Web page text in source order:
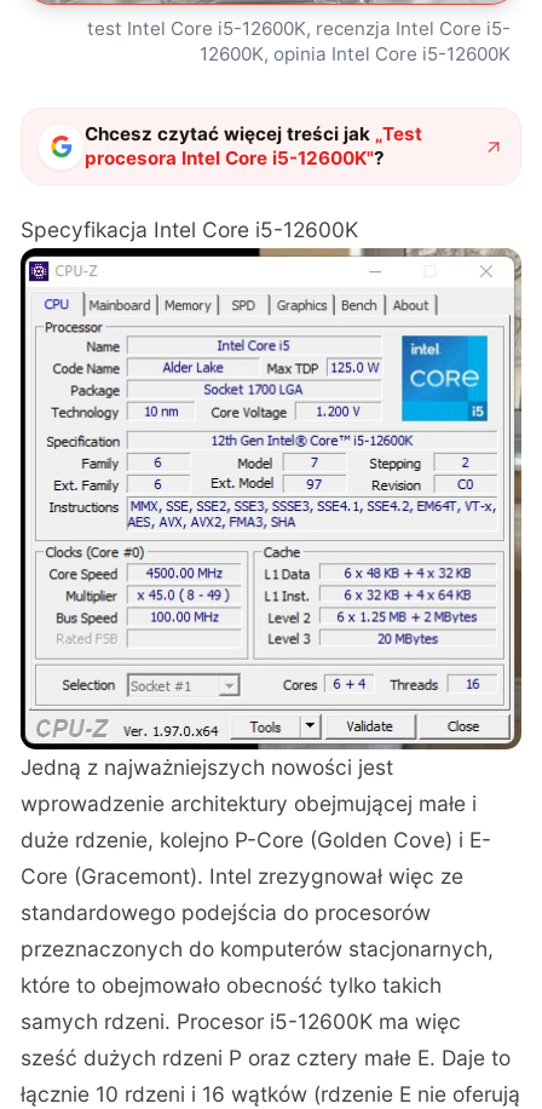
test Intel Core i5-12600K, recenzja Intel Core i5-
12600K, opinia Intel Core i5-12600K
Chcesz czytać więcej treści jak „Test
procesora Intel Core i5-12600K"?
Specyfikacja Intel Core i5-12600K
Jedną z najważniejszych nowości jest
wprowadzenie architektury obejmującej małe i
duże rdzenie, kolejno P-Core (Golden Cove) i E-
Core (Gracemont). Intel zrezygnował więc ze
standardowego podejścia do procesorów
przeznaczonych do komputerów stacjonarnych,
które to obejmowało obecność tylko takich
samych rdzeni. Procesor i5-12600K ma więc
sześć dużych rdzeni P oraz cztery małe E. Daje to
łącznie 10 rdzeni i 16 wątków (rdzenie E nie oferują